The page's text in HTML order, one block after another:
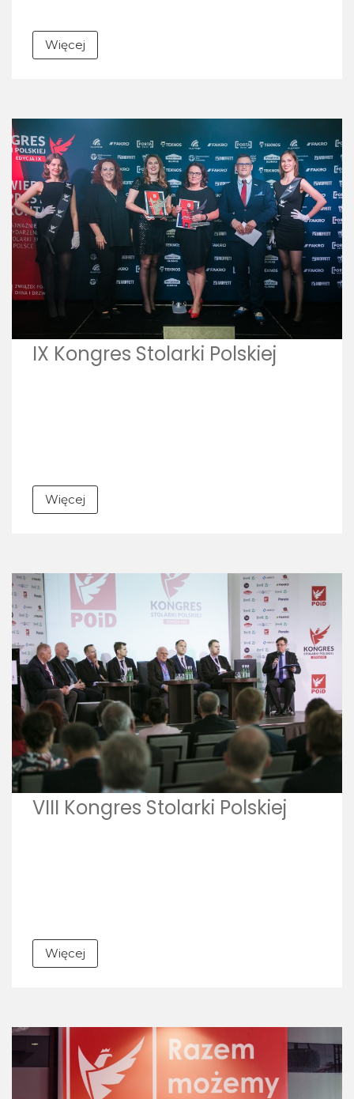
Więcej
IX Kongres Stolarki Polskiej
Więcej
VIII Kongres Stolarki Polskiej
Więcej